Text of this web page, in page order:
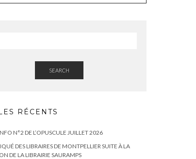
SEARCH
RÉCENTS
N°2 DE L’OPUSCULE JUILLET 2026
DES LIBRAIRES DE MONTPELLIER SUITE À LA
DE LA LIBRAIRIE SAURAMPS